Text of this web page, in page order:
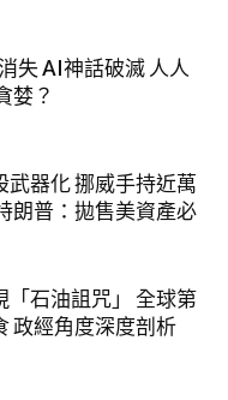
失 AI神話破滅 人人
婪？
器化 挪威手持近萬
朗普：拋售美資產必
「石油詛咒」 全球第
政經角度深度剖析